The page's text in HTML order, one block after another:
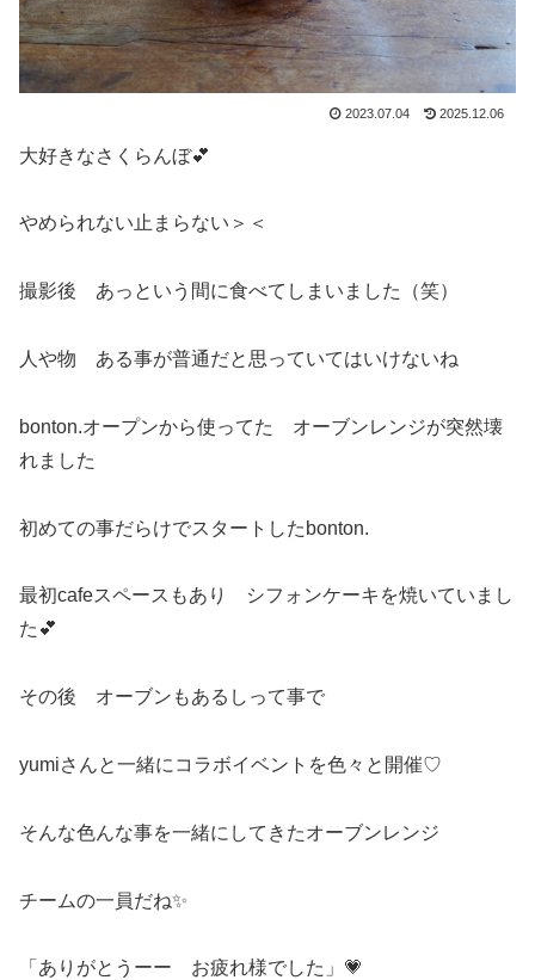
2023.07.04 2025.12.06
大好きなさくらんぼ💕
やめられない止まらない＞＜
撮影後 あっという間に食べてしまいました（笑）
人や物 ある事が普通だと思っていてはいけないね
bonton.オープンから使ってた オーブンレンジが突然壊
れました
初めての事だらけでスタートしたbonton.
最初cafeスペースもあり シフォンケーキを焼いていまし
た💕
その後 オーブンもあるしって事で
yumiさんと一緒にコラボイベントを色々と開催♡
そんな色んな事を一緒にしてきたオーブンレンジ
チームの一員だね✨
「ありがとうーー お疲れ様でした」💗